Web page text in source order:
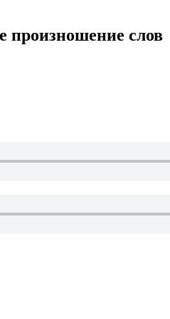
произношение слов